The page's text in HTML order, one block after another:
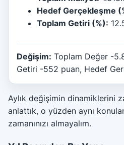
Hedef Gerçekleşme
Toplam Getiri (%):
Değişim: Toplam Değer -
Getiri -552 puan, Hedef
Aylık değişimin dinamiklerini
anlattık, o yüzden aynı
zamanınızı almayalım.